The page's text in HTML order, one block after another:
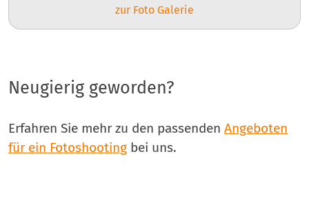
zur Foto Galerie
Neugierig geworden?
Erfahren Sie mehr zu den passenden Angeboten
für ein Fotoshooting bei uns.